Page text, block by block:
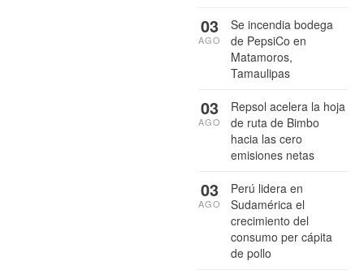
Se incendia bodega
de PepsiCo en
Matamoros,
Tamaulipas
03
AGO
Repsol acelera la hoja
de ruta de Bimbo
hacia las cero
emisiones netas
03
AGO
Perú lidera en
Sudamérica el
crecimiento del
consumo per cápita
de pollo
03
AGO